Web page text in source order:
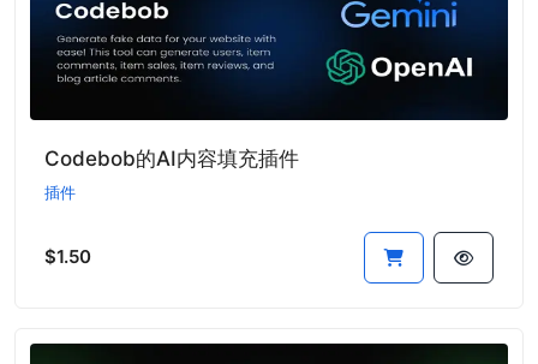
Codebob的AI内容填充插件
插件
$1.50